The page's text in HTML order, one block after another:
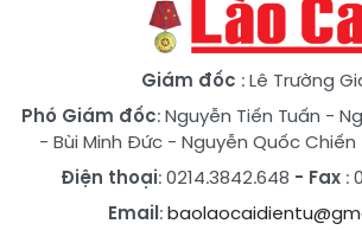
Giám đốc : Lê Trường
Phó Giám đốc:Nguyễn Tiến Tuấn -
- Bùi Minh Đức- Nguyễn Quốc Chiến
Điện thoại: 0214.3842.648 - Fax :
Email: